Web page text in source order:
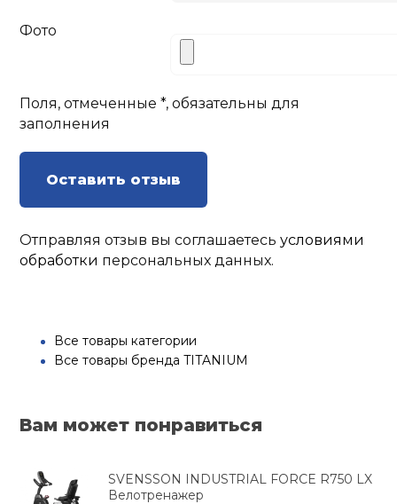
Фото
Поля, отмеченные *, обязательны для
заполнения
Оставить отзыв
Отправляя отзыв вы соглашаетесьусловиями
обработки персональных данных.
Все товары категории
Все товары бренда TITANIUM
Вам может понравиться
SVENSSON INDUSTRIAL FORCE R750 LX
Велотренажер